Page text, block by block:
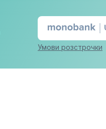
Умови розстрочки